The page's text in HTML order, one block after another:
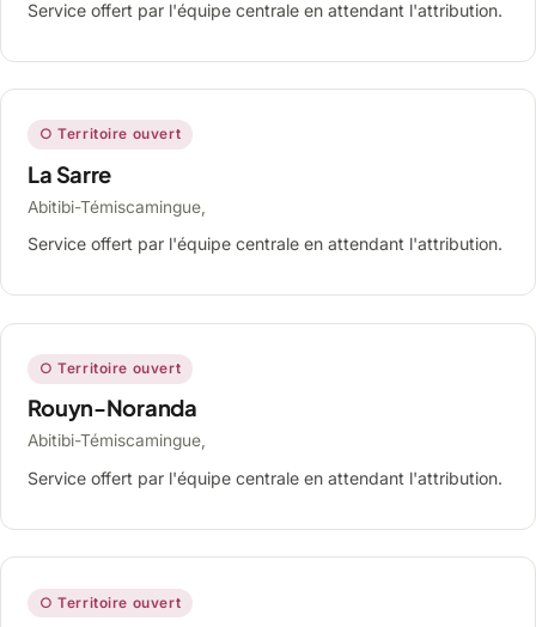
Service offert par l'équipe centrale en attendant l'attribution.
○ Territoire ouvert
La Sarre
Abitibi-Témiscamingue,
Service offert par l'équipe centrale en attendant l'attribution.
○ Territoire ouvert
Rouyn-Noranda
Abitibi-Témiscamingue,
Service offert par l'équipe centrale en attendant l'attribution.
○ Territoire ouvert